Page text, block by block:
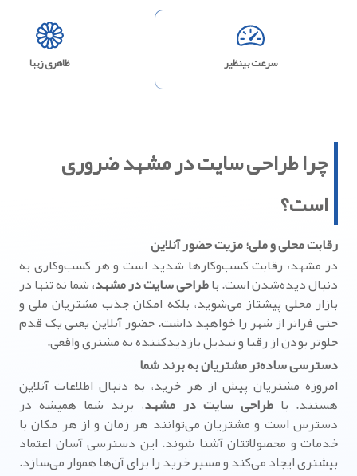
سرعت بینظیر ظاهری زیبا
چرا طراحی سایت در مشهد ضروری
است؟
رقابت محلی و ملی؛ مزیت حضور آنلاین
در مشهد، رقابت کسب‌وکارها شدید است و هر کسب‌وکاری به
دنبال دیده‌شدن است. باطراحی سایت در مشهد، شما نه تنها در
بازار محلی پیشتاز می‌شوید، بلکه امکان جذب مشتریان ملی و
حتی فراتر از شهر را خواهید داشت. حضور آنلاین یعنی یک قدم
جلوتر بودن از رقبا و تبدیل بازدیدکننده به مشتری واقعی.
دسترسی ساده‌تر مشتریان به برند شما
امروزه مشتریان پیش از هر خرید، به دنبال اطلاعات آنلاین
هستند. باطراحی سایت در مشهد، برند شما همیشه در
دسترس است و مشتریان می‌توانند هر زمان و از هر مکان با
خدمات و محصولاتتان آشنا شوند. این دسترسی آسان اعتماد
بیشتری ایجاد می‌کند و مسیر خرید را برای آن‌ها هموار می‌سازد.